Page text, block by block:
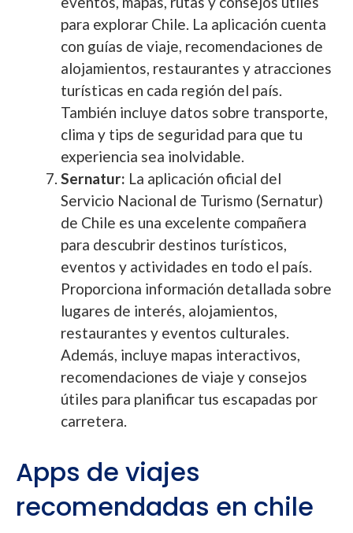
para explorar Chile. La aplicación cuenta
con guías de viaje, recomendaciones de
alojamientos, restaurantes y atracciones
turísticas en cada región del país.
También incluye datos sobre transporte,
clima y tips de seguridad para que tu
experiencia sea inolvidable.
Sernatur: La aplicación oficial del
Servicio Nacional de Turismo (Sernatur)
de Chile es una excelente compañera
para descubrir destinos turísticos,
eventos y actividades en todo el país.
Proporciona información detallada sobre
lugares de interés, alojamientos,
restaurantes y eventos culturales.
Además, incluye mapas interactivos,
recomendaciones de viaje y consejos
útiles para planificar tus escapadas por
carretera.
Apps de viajes
recomendadas en chile